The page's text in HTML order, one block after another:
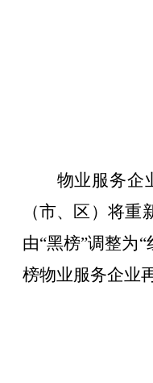
物业服务企
（市、区）将重
由“黑榜”调整为
榜物业服务企业